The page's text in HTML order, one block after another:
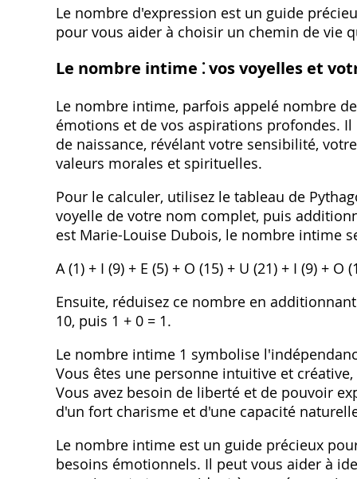
Le nombre d'expression est un guide
pour vous aider à choisir un chemin de vie
Le nombre intime ⁚ vos voyelles et
Le nombre intime, parfois appelé nombre
émotions et de vos aspirations profondes.
de naissance, révélant votre sensibilité,
valeurs morales et spirituelles.
Pour le calculer, utilisez le tableau de
voyelle de votre nom complet, puis
est Marie-Louise Dubois, le nombre intime
A (1) + I (9) + E (5) + O (15) + U (21) + I (9) + O
Ensuite, réduisez ce nombre en
10, puis 1 + 0 = 1.
Le nombre intime 1 symbolise
Vous êtes une personne intuitive et
Vous avez besoin de liberté et de pouvoir
d'un fort charisme et d'une capacité
Le nombre intime est un guide précieux
besoins émotionnels. Il peut vous aider à